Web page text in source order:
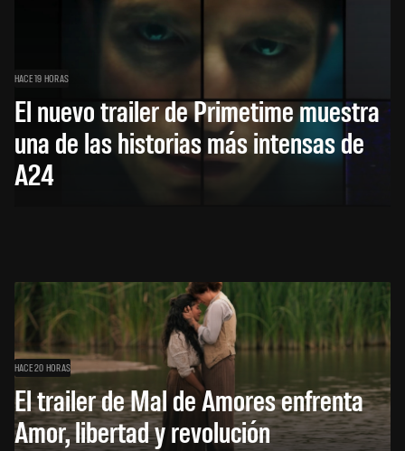
HACE 19 HORAS
El nuevo trailer de Primetime muestra
una de las historias más intensas de
A24
HACE 20 HORAS
El trailer de Mal de Amores enfrenta
Amor, libertad y revolución